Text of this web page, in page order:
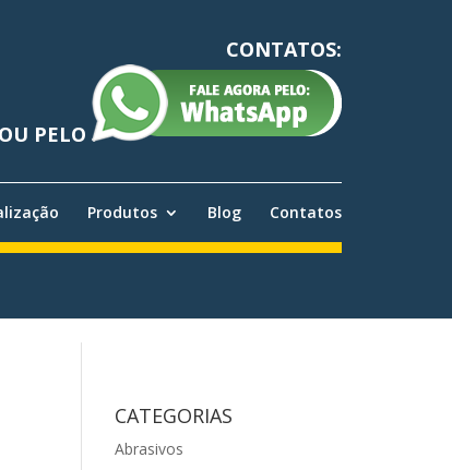
CONTATOS:
OU PELO
Produtos Blog Contatos
CATEGORIAS
Abrasivos